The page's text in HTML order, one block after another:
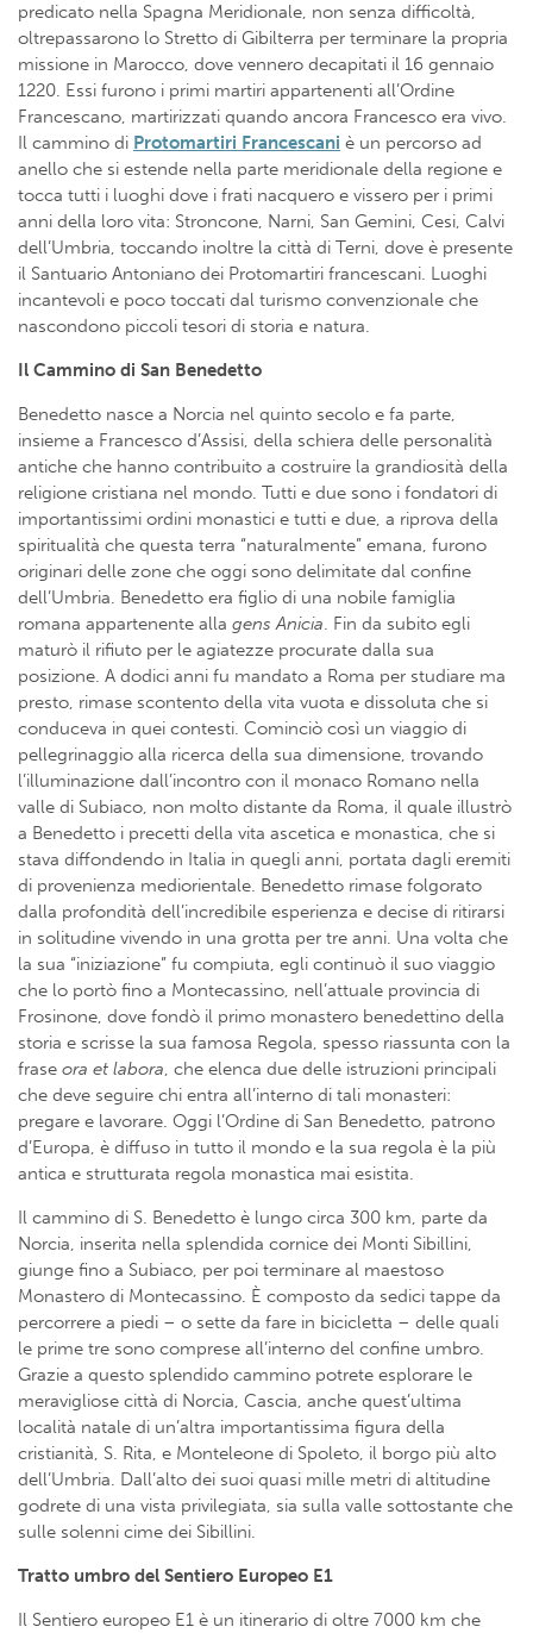
predicato nella Spagna Meridionale, non senza difficoltà,
oltrepassarono lo Stretto di Gibilterra per terminare la propria
missione in Marocco, dove vennero decapitati il 16 gennaio
1220. Essi furono i primi martiri appartenenti all’Ordine
Francescano, martirizzati quando ancora Francesco era vivo.
Il cammino di Protomartiri Francescani è un percorso ad
anello che si estende nella parte meridionale della regione e
tocca tutti i luoghi dove i frati nacquero e vissero per i primi
anni della loro vita: Stroncone, Narni, San Gemini, Cesi, Calvi
dell’Umbria, toccando inoltre la città di Terni, dove è presente
il Santuario Antoniano dei Protomartiri francescani. Luoghi
incantevoli e poco toccati dal turismo convenzionale che
nascondono piccoli tesori di storia e natura.
Il Cammino di San Benedetto
Benedetto nasce a Norcia nel quinto secolo e fa parte,
insieme a Francesco d’Assisi, della schiera delle personalità
antiche che hanno contribuito a costruire la grandiosità della
religione cristiana nel mondo. Tutti e due sono i fondatori di
importantissimi ordini monastici e tutti e due, a riprova della
spiritualità che questa terra “naturalmente” emana, furono
originari delle zone che oggi sono delimitate dal confine
dell’Umbria. Benedetto era figlio di una nobile famiglia
romana appartenente alla gens Anicia. Fin da subito egli
maturò il rifiuto per le agiatezze procurate dalla sua
posizione. A dodici anni fu mandato a Roma per studiare ma
presto, rimase scontento della vita vuota e dissoluta che si
conduceva in quei contesti. Cominciò così un viaggio di
pellegrinaggio alla ricerca della sua dimensione, trovando
l’illuminazione dall’incontro con il monaco Romano nella
valle di Subiaco, non molto distante da Roma, il quale illustrò
a Benedetto i precetti della vita ascetica e monastica, che si
stava diffondendo in Italia in quegli anni, portata dagli eremiti
di provenienza mediorientale. Benedetto rimase folgorato
dalla profondità dell’incredibile esperienza e decise di ritirarsi
in solitudine vivendo in una grotta per tre anni. Una volta che
la sua “iniziazione” fu compiuta, egli continuò il suo viaggio
che lo portò fino a Montecassino, nell’attuale provincia di
Frosinone, dove fondò il primo monastero benedettino della
storia e scrisse la sua famosa Regola, spesso riassunta con la
frase ora et labora, che elenca due delle istruzioni principali
che deve seguire chi entra all’interno di tali monasteri:
pregare e lavorare. Oggi l’Ordine di San Benedetto, patrono
d’Europa, è diffuso in tutto il mondo e la sua regola è la più
antica e strutturata regola monastica mai esistita.
Il cammino di S. Benedetto è lungo circa 300 km, parte da
Norcia, inserita nella splendida cornice dei Monti Sibillini,
giunge fino a Subiaco, per poi terminare al maestoso
Monastero di Montecassino. È composto da sedici tappe da
percorrere a piedi – o sette da fare in bicicletta – delle quali
le prime tre sono comprese all’interno del confine umbro.
Grazie a questo splendido cammino potrete esplorare le
meravigliose città di Norcia, Cascia, anche quest’ultima
località natale di un’altra importantissima figura della
cristianità, S. Rita, e Monteleone di Spoleto, il borgo più alto
dell’Umbria. Dall’alto dei suoi quasi mille metri di altitudine
godrete di una vista privilegiata, sia sulla valle sottostante che
sulle solenni cime dei Sibillini.
Tratto umbro del Sentiero Europeo E1
Il Sentiero europeo E1 è un itinerario di oltre 7000 km che